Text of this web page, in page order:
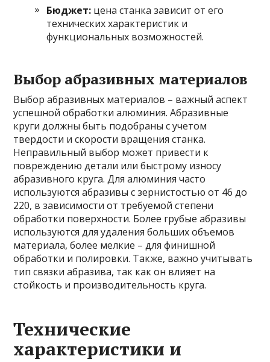
Бюджет: цена станка зависит от его
технических характеристик и
функциональных возможностей.
Выбор абразивных материалов
Выбор абразивных материалов – важный аспект
успешной обработки алюминия. Абразивные
круги должны быть подобраны с учетом
твердости и скорости вращения станка.
Неправильный выбор может привести к
повреждению детали или быстрому износу
абразивного круга. Для алюминия часто
используются абразивы с зернистостью от 46 до
220, в зависимости от требуемой степени
обработки поверхности. Более грубые абразивы
используются для удаления больших объемов
материала, более мелкие – для финишной
обработки и полировки. Также, важно учитывать
тип связки абразива, так как он влияет на
стойкость и производительность круга.
Технические
характеристики и